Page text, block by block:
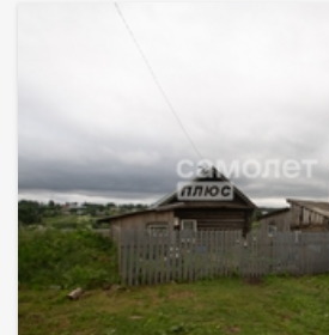
узнать больше и увидеть дом своими
звонке данный номер объявления -
542521. Лариса